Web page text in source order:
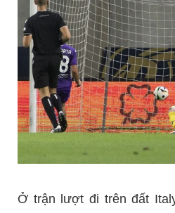
Ở trận lượt đi trên đất